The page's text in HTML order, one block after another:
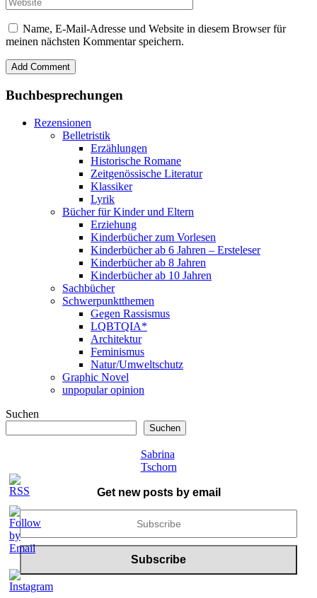
Name, E-Mail-Adresse und Website in diesem Browser für
meinen nächsten Kommentar speichern.
Buchbesprechungen
Rezensionen
Belletristik
Erzählungen
Historische Romane
Zeitgenössische Literatur
Klassiker
Lyrik
Bücher für Kinder und Eltern
Erziehung
Kinderbücher zum Vorlesen
Kinderbücher ab 6 Jahren – Ersteleser
Kinderbücher ab 8 Jahren
Kinderbücher ab 10 Jahren
Sachbücher
Schwerpunktthemen
Gegen Rassismus
LQBTQIA*
Architektur
Feminismus
Natur/Umweltschutz
Graphic Novel
unpopular opinion
Suchen
Suchen
Sabrina
Tschorn
Get new posts by email